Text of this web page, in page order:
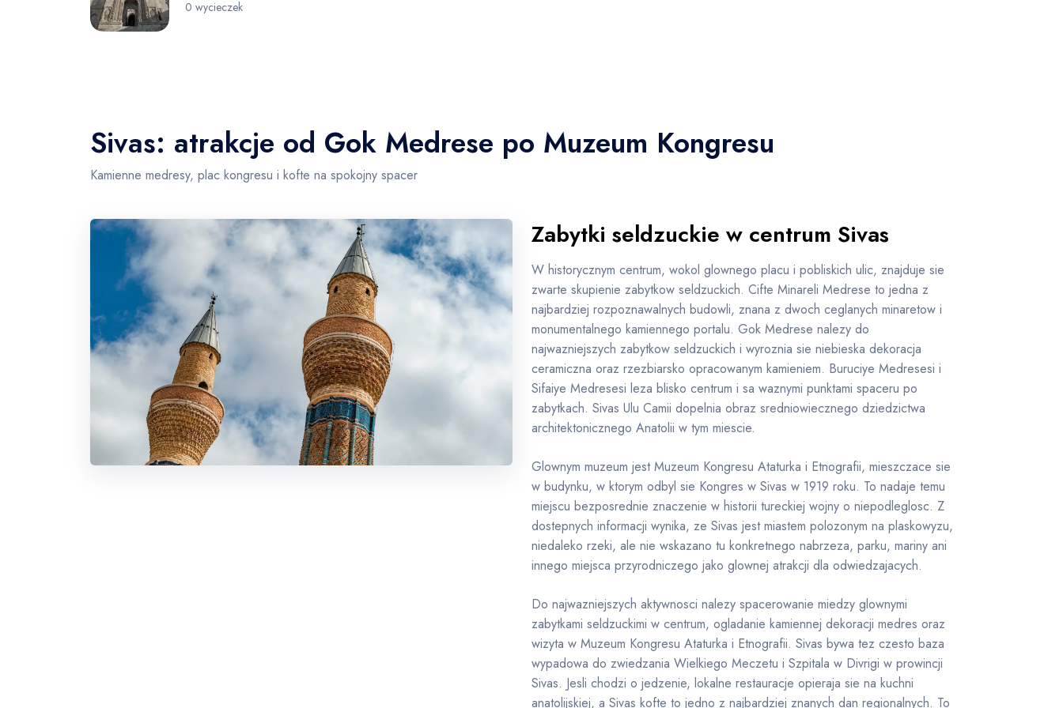
0 wycieczek
Sivas: atrakcje od Gok Medrese po Muzeum Kongresu
Kamienne medresy, plac kongresu i kofte na spokojny spacer
Zabytki seldzuckie w centrum Sivas
W historycznym centrum, wokol glownego placu i pobliskich ulic, znajduje sie
zwarte skupienie zabytkow seldzuckich. Cifte Minareli Medrese to jedna z
najbardziej rozpoznawalnych budowli, znana z dwoch ceglanych minaretow i
monumentalnego kamiennego portalu. Gok Medrese nalezy do
najwazniejszych zabytkow seldzuckich i wyroznia sie niebieska dekoracja
ceramiczna oraz rzezbiarsko opracowanym kamieniem. Buruciye Medresesi i
Sifaiye Medresesi leza blisko centrum i sa waznymi punktami spaceru po
zabytkach. Sivas Ulu Camii dopelnia obraz sredniowiecznego dziedzictwa
architektonicznego Anatolii w tym miescie.
Glownym muzeum jest Muzeum Kongresu Ataturka i Etnografii, mieszczace sie
w budynku, w ktorym odbyl sie Kongres w Sivas w 1919 roku. To nadaje temu
miejscu bezposrednie znaczenie w historii tureckiej wojny o niepodleglosc. Z
dostepnych informacji wynika, ze Sivas jest miastem polozonym na plaskowyzu,
niedaleko rzeki, ale nie wskazano tu konkretnego nabrzeza, parku, mariny ani
innego miejsca przyrodniczego jako glownej atrakcji dla odwiedzajacych.
Do najwazniejszych aktywnosci nalezy spacerowanie miedzy glownymi
zabytkami seldzuckimi w centrum, ogladanie kamiennej dekoracji medres oraz
wizyta w Muzeum Kongresu Ataturka i Etnografii. Sivas bywa tez czesto baza
wypadowa do zwiedzania Wielkiego Meczetu i Szpitala w Divrigi w prowincji
Sivas. Jesli chodzi o jedzenie, lokalne restauracje opieraja sie na kuchni
anatolijskiej, a Sivas kofte to jedno z najbardziej znanych dan regionalnych. To